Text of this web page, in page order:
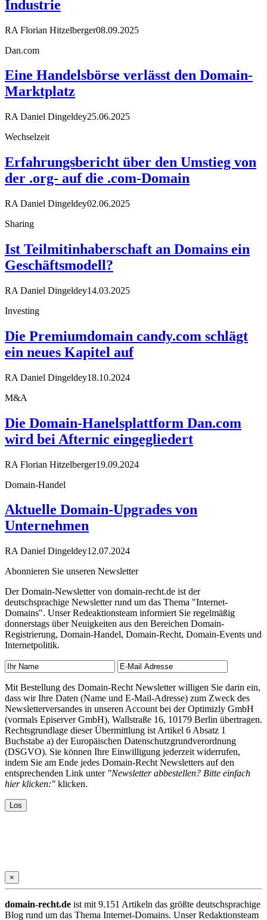
Industrie
RA Florian Hitzelberger08.09.2025
Dan.com
Eine Handelsbörse verlässt den Domain-
Marktplatz
RA Daniel Dingeldey25.06.2025
Wechselzeit
Erfahrungsbericht über den Umstieg von
der .org- auf die .com-Domain
RA Daniel Dingeldey02.06.2025
Sharing
Ist Teilmitinhaberschaft an Domains ein
Geschäftsmodell?
RA Daniel Dingeldey14.03.2025
Investing
Die Premiumdomain candy.com schlägt
ein neues Kapitel auf
RA Daniel Dingeldey18.10.2024
M&A
Die Domain-Hanelsplattform Dan.com
wird bei Afternic eingegliedert
RA Florian Hitzelberger19.09.2024
Domain-Handel
Aktuelle Domain-Upgrades von
Unternehmen
RA Daniel Dingeldey12.07.2024
Abonnieren Sie unseren Newsletter
Der Domain-Newsletter von domain-recht.de ist der
deutschsprachige Newsletter rund um das Thema "Internet-
Domains". Unser Redeaktionsteam informiert Sie regelmäßig
donnerstags über Neuigkeiten aus den Bereichen Domain-
Registrierung, Domain-Handel, Domain-Recht, Domain-Events und
Internetpolitik.
Mit Bestellung des Domain-Recht Newsletter willigen Sie darin ein,
dass wir Ihre Daten (Name und E-Mail-Adresse) zum Zweck des
Newsletterversandes in unseren Account bei der Optimizly GmbH
(vormals Episerver GmbH), Wallstraße 16, 10179 Berlin übertragen.
Rechtsgrundlage dieser Übermittlung ist Artikel 6 Absatz 1
Buchstabe a) der Europäischen Datenschutzgrundverordnung
(DSGVO). Sie können Ihre Einwilligung jederzeit widerrufen,
indem Sie am Ende jedes Domain-Recht Newsletters auf den
entsprechenden Link unter "Newsletter abbestellen? Bitte einfach
hier klicken:" klicken.
×
domain-recht.de ist mit 9.151 Artikeln das größte deutschsprachige
Blog rund um das Thema Internet-Domains. Unser Redaktionsteam